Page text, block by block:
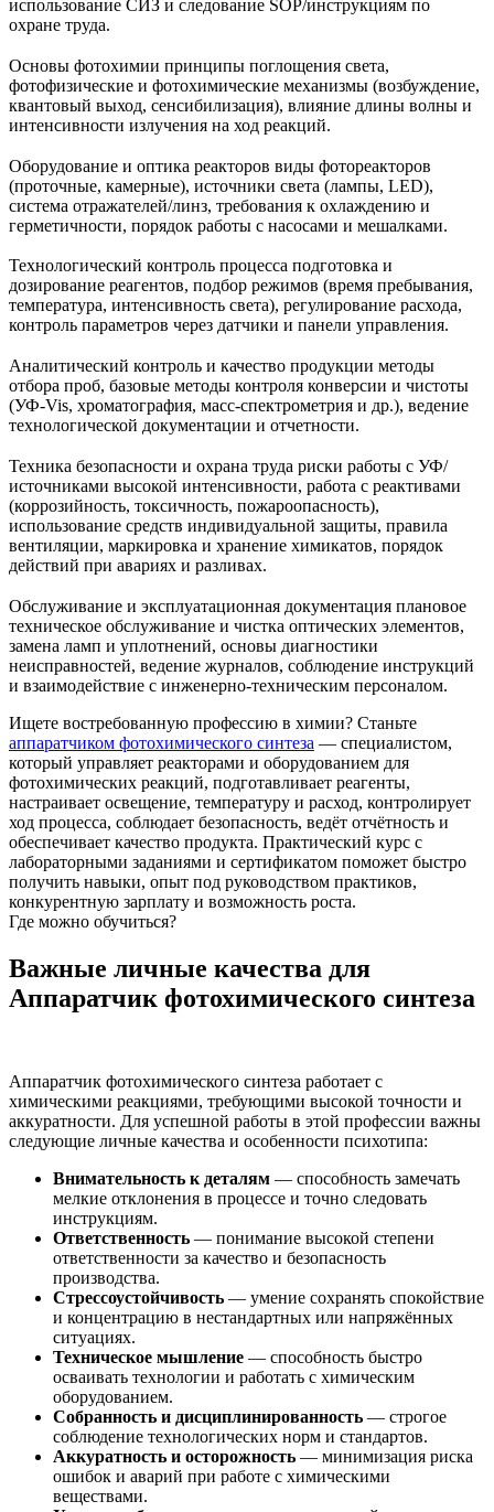
использование СИЗ и следование SOP/инструкциям по
охране труда.
Основы фотохимии принципы поглощения света,
фотофизические и фотохимические механизмы (возбуждение,
квантовый выход, сенсибилизация), влияние длины волны и
интенсивности излучения на ход реакций.
Оборудование и оптика реакторов виды фотореакторов
(проточные, камерные), источники света (лампы, LED),
система отражателей/линз, требования к охлаждению и
герметичности, порядок работы с насосами и мешалками.
Технологический контроль процесса подготовка и
дозирование реагентов, подбор режимов (время пребывания,
температура, интенсивность света), регулирование расхода,
контроль параметров через датчики и панели управления.
Аналитический контроль и качество продукции методы
отбора проб, базовые методы контроля конверсии и чистоты
(УФ‑Vis, хроматография, масс‑спектрометрия и др.), ведение
технологической документации и отчетности.
Техника безопасности и охрана труда риски работы с УФ/
источниками высокой интенсивности, работа с реактивами
(коррозийность, токсичность, пожароопасность),
использование средств индивидуальной защиты, правила
вентиляции, маркировка и хранение химикатов, порядок
действий при авариях и разливах.
Обслуживание и эксплуатационная документация плановое
техническое обслуживание и чистка оптических элементов,
замена ламп и уплотнений, основы диагностики
неисправностей, ведение журналов, соблюдение инструкций
и взаимодействие с инженерно‑техническим персоналом.
Ищете востребованную профессию в химии? Станьте
аппаратчиком фотохимического синтеза — специалистом,
который управляет реакторами и оборудованием для
фотохимических реакций, подготавливает реагенты,
настраивает освещение, температуру и расход, контролирует
ход процесса, соблюдает безопасность, ведёт отчётность и
обеспечивает качество продукта. Практический курс с
лабораторными заданиями и сертификатом поможет быстро
получить навыки, опыт под руководством практиков,
конкурентную зарплату и возможность роста.
Где можно обучиться?
Важные личные качества для
Аппаратчик фотохимического синтеза
Аппаратчик фотохимического синтеза работает с
химическими реакциями, требующими высокой точности и
аккуратности. Для успешной работы в этой профессии важны
следующие личные качества и особенности психотипа:
Внимательность к деталям — способность замечать
мелкие отклонения в процессе и точно следовать
инструкциям.
Ответственность — понимание высокой степени
ответственности за качество и безопасность
производства.
Стрессоустойчивость — умение сохранять спокойствие
и концентрацию в нестандартных или напряжённых
ситуациях.
Техническое мышление — способность быстро
осваивать технологии и работать с химическим
оборудованием.
Собранность и дисциплинированность — строгое
соблюдение технологических норм и стандартов.
Аккуратность и осторожность — минимизация риска
ошибок и аварий при работе с химическими
веществами.